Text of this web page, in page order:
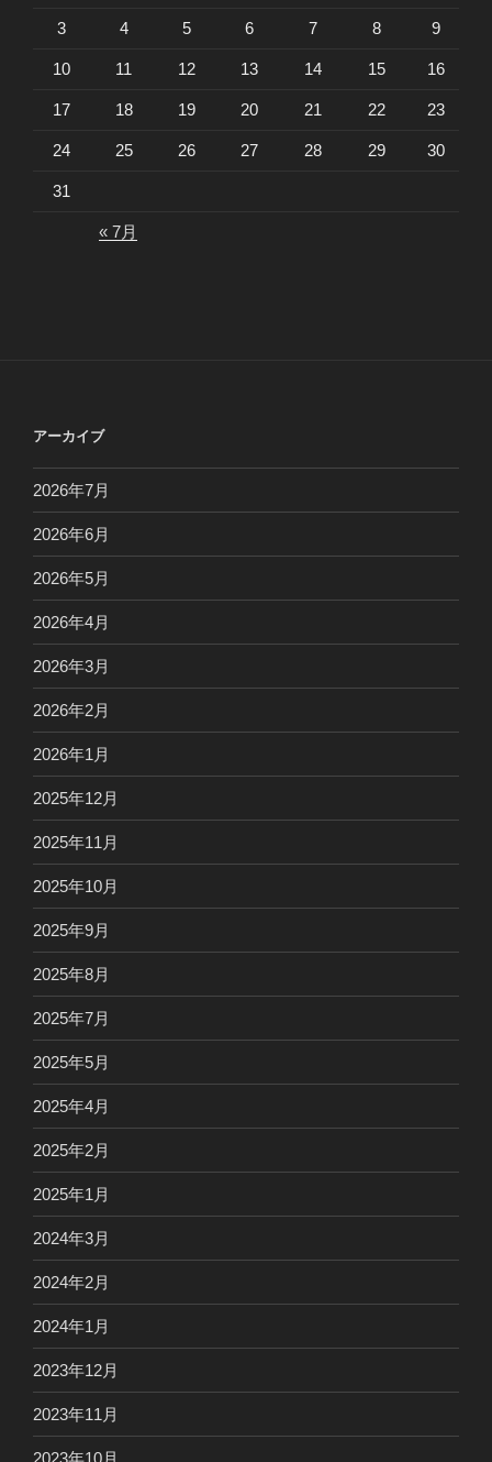
3 4 5 6 7 8 9
10 11 12 13 14 15 16
17 18 19 20 21 22 23
24 25 26 27 28 29 30
31
« 7月
アーカイブ
2026年7月
2026年6月
2026年5月
2026年4月
2026年3月
2026年2月
2026年1月
2025年12月
2025年11月
2025年10月
2025年9月
2025年8月
2025年7月
2025年5月
2025年4月
2025年2月
2025年1月
2024年3月
2024年2月
2024年1月
2023年12月
2023年11月
2023年10月